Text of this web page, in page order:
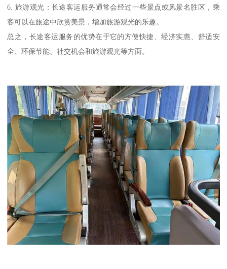
6. 旅游观光：长途客运服务通常会经过一些景点或风景名胜区，乘
客可以在旅途中欣赏美景，增加旅游观光的乐趣。
总之，长途客运服务的优势在于它的方便快捷、经济实惠、舒适安
全、环保节能、社交机会和旅游观光等方面。